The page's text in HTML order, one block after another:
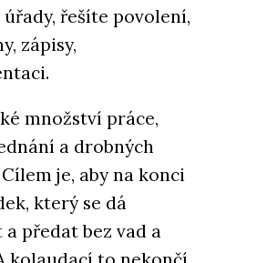
řešíte povolení,
zápisy,
množství práce,
a drobných
je, aby na konci
který se dá
předat bez vad a